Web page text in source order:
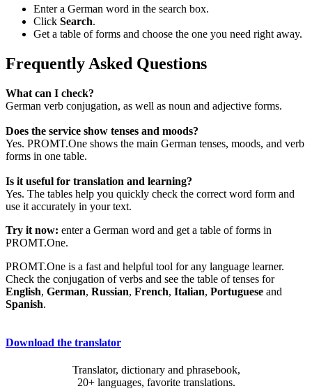
Enter a German word in the search box.
Click Search.
Get a table of forms and choose the one you need right away.
Frequently Asked Questions
What can I check?
German verb conjugation, as well as noun and adjective forms.
Does the service show tenses and moods?
Yes. PROMT.One shows the main German tenses, moods, and verb
forms in one table.
Is it useful for translation and learning?
Yes. The tables help you quickly check the correct word form and
use it accurately in your text.
Try it now: enter a German word and get a table of forms in
PROMT.One.
PROMT.One is a fast and helpful tool for any language learner.
Check the conjugation of verbs and see the table of tenses for
English, German, Russian, French, Italian, Portuguese and
Spanish.
Download the translator
Translator, dictionary and phrasebook,
20+ languages, favorite translations.